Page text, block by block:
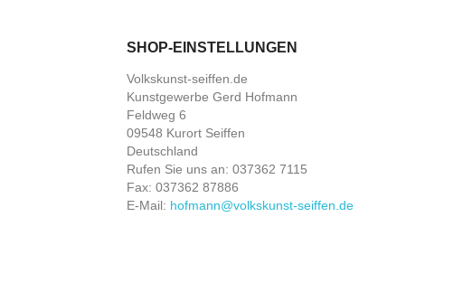
SHOP-EINSTELLUNGEN
Volkskunst-seiffen.de
Kunstgewerbe Gerd Hofmann
Feldweg 6
09548 Kurort Seiffen
Deutschland
Rufen Sie uns an: 037362 7115
Fax: 037362 87886
E-Mail: hofmann@volkskunst-seiffen.de